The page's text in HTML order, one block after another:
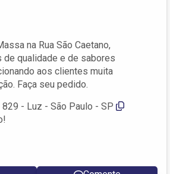
na Rua São Caetano,
qualidade e de sabores
aos clientes muita
Faça seu pedido.
829 - Luz - São Paulo - SP